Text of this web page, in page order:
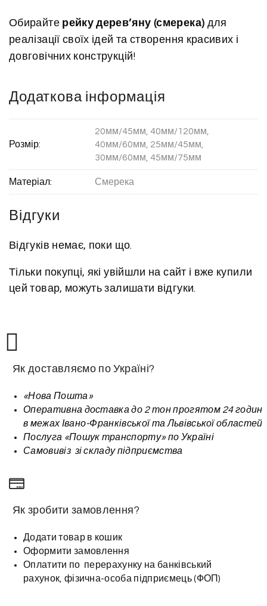
Обирайте рейку дерев’яну (смерека) для
реалізації своїх ідей та створення красивих і
довговічних конструкцій!
Додаткова інформація
Розмір:
20мм/45мм, 40мм/120мм,
40мм/60мм, 25мм/45мм,
30мм/60мм, 45мм/75мм
Матеріал: Смерека
Відгуки
Відгуків немає, поки що.
Тільки покупці, які увійшли на сайт і вже купили
цей товар, можуть залишати відгуки.
Як доставляємо по Україні?
«Нова Пошта»
Оперативна доставка до 2 тон прогятом 24 годин
в межах Івано-Франківської та Львівської областей
Послуга «Пошук транспорту» по Україні
Самовивіз зі складу підприємства
Як зробити замовлення?
Додати товар в кошик
Оформити замовлення
Оплатити по перерахунку на банківський
рахунок, фізична-особа підприємець (ФОП)